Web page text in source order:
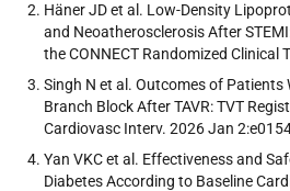
Häner JD et al. Low-Density
and Neoatherosclerosis After
the CONNECT Randomized Clinical
Singh N et al. Outcomes of Patients
Branch Block After TAVR: TVT
Cardiovasc Interv. 2026 Jan
Yan VKC et al. Effectiveness and
Diabetes According to Baseline